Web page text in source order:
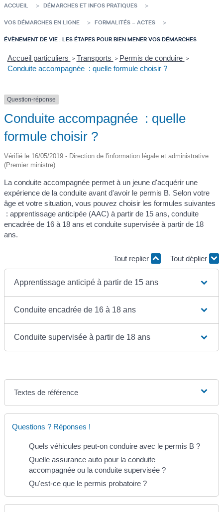
ACCUEIL DÉMARCHES ET INFOS PRATIQUES
VOS DÉMARCHES EN LIGNE FORMALITÉS – ACTES
ÉVÈNEMENT DE VIE : LES ÉTAPES POUR BIEN MENER VOS DÉMARCHES
Accueil particuliers > Transports > Permis de conduire >
Conduite accompagnée : quelle formule choisir ?
Question-réponse
Conduite accompagnée : quelle
formule choisir ?
Vérifié le 16/05/2019 - Direction de l'information légale et administrative
(Premier ministre)
La conduite accompagnée permet à un jeune d'acquérir une
expérience de la conduite avant d'avoir le permis B. Selon votre
âge et votre situation, vous pouvez choisir les formules suivantes
: apprentissage anticipée (AAC) à partir de 15 ans, conduite
encadrée de 16 à 18 ans et conduite supervisée à partir de 18
ans.
Tout replier Tout déplier
Apprentissage anticipé à partir de 15 ans
Conduite encadrée de 16 à 18 ans
Conduite supervisée à partir de 18 ans
Textes de référence
Questions ? Réponses !
Quels véhicules peut-on conduire avec le permis B ?
Quelle assurance auto pour la conduite
accompagnée ou la conduite supervisée ?
Qu'est-ce que le permis probatoire ?